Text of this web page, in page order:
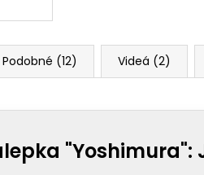
Podobné (12) Videá (2)